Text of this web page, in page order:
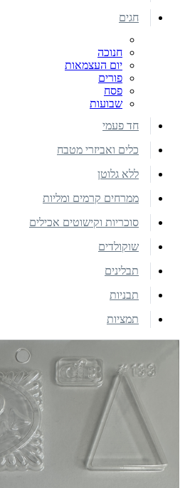
חגים
חנוכה
יום העצמאות
פורים
פסח
שבועות
חד פעמי
כלים ואביזרי מטבח
ללא גלוטן
ממרחים קרמים ומליות
סוכריות וקישוטים אכילים
שוקולדים
תבלינים
תבניות
תמציות